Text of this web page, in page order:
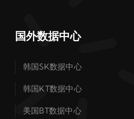
国外数据中心
韩国SK数据中心
韩国KT数据中心
美国BT数据中心